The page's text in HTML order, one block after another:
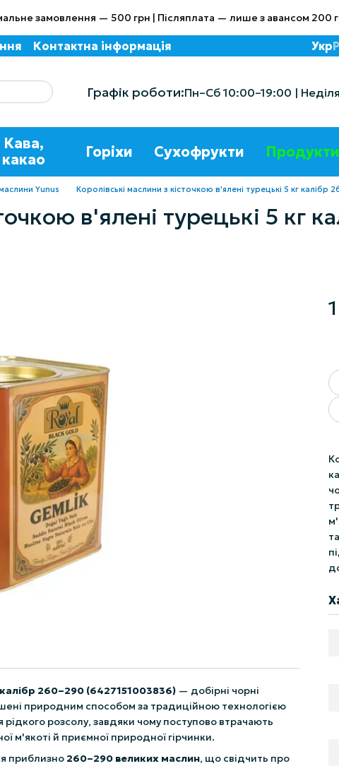
замовлення — 500 грн | Післяплата — лише з авансом 200
Контактна інформація
Укр
Графік роботи:Пн–Сб 10:00–19:00 |
Кава,
какао
Горіхи Сухофрукти Продукти
Yunus Королівські маслини з кісточкою в'ялені турецькі 5 кг
в'ялені турецькі 5 кг
калібр 260–290 (6427151003836) — добірні чорні
природним способом за традиційною технологією
розсолу, завдяки чому поступово втрачають
м'якоті й приємної природної гірчинки.
приблизно 260–290 великих маслин, що свідчить про